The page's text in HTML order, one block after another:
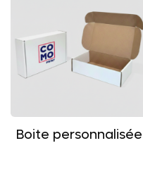
Boite personnalisée